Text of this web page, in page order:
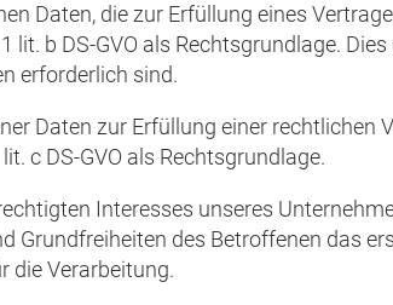
Daten, die zur Erfüllung eines
lit. b DS-GVO als Rechtsgrundlage.
erforderlich sind.
Daten zur Erfüllung einer rechtlichen
c DS-GVO als Rechtsgrundlage.
Interesses unseres
Grundfreiheiten des Betroffenen das
die Verarbeitung.